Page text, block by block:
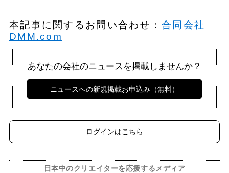
本記事に関するお問い合わせ：合同会社
DMM.com
あなたの会社のニュースを掲載しませんか？
ニュースへの新規掲載お申込み（無料）
ログインはこちら
日本中のクリエイターを応援するメディア